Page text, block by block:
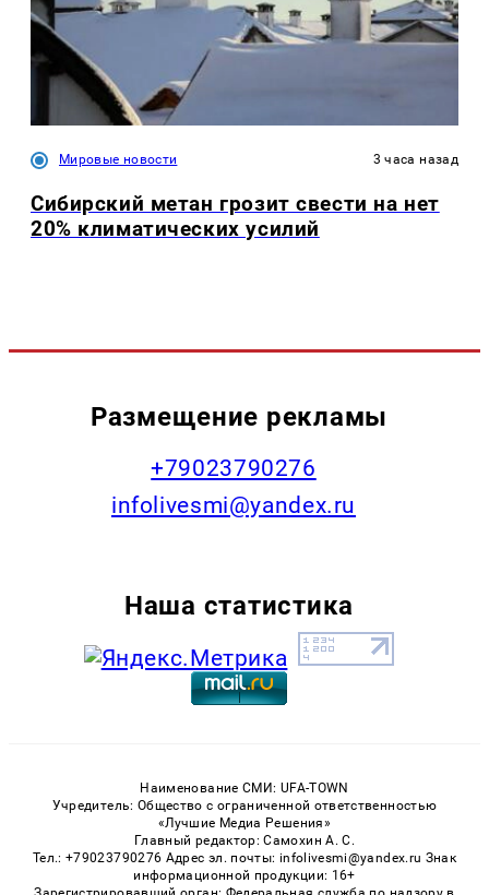
Мировые новости 3 часа назад
Сибирский метан грозит свести на нет
20% климатических усилий
Размещение рекламы
+79023790276
infolivesmi@yandex.ru
Наша статистика
Наименование СМИ: UFA-TOWN
Учредитель: Общество с ограниченной ответственностью
«Лучшие Медиа Решения»
Главный редактор: Самохин А. С.
Тел.: +79023790276 Адрес эл. почты: infolivesmi@yandex.ru Знак
информационной продукции: 16+